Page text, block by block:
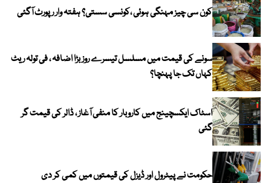
کون سی چیز مہنگی ہوئی ،کونسی سستی؟ ہفتہ وار رپورٹ آگئی
سونے کی قیمت میں مسلسل تیسرے روز بڑا اضافہ ، فی تولہ ریٹ
کہاں تک جا پہنچا؟
اسٹاک ایکسچینج میں کاروبار کا منفی آغاز ، ڈالر کی قیمت گر
گئی
حکومت نے پیٹرول اور ڈیزل کی قیمتوں میں کمی کر دی